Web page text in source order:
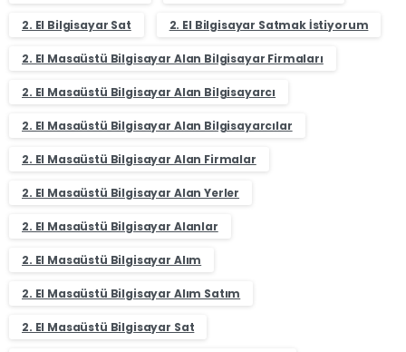
2. El Bilgisayar Sat 2. El Bilgisayar Satmak İstiyorum
2. El Masaüstü Bilgisayar Alan Bilgisayar Firmaları
2. El Masaüstü Bilgisayar Alan Bilgisayarcı
2. El Masaüstü Bilgisayar Alan Bilgisayarcılar
2. El Masaüstü Bilgisayar Alan Firmalar
2. El Masaüstü Bilgisayar Alan Yerler
2. El Masaüstü Bilgisayar Alanlar
2. El Masaüstü Bilgisayar Alım
2. El Masaüstü Bilgisayar Alım Satım
2. El Masaüstü Bilgisayar Sat